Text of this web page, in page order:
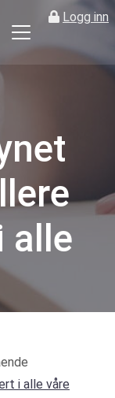
Logg inn
alle
i alle våre